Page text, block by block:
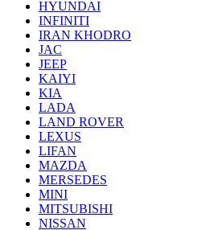
HYUNDAI
INFINITI
IRAN KHODRO
JAC
JEEP
KAIYI
KIA
LADA
LAND ROVER
LEXUS
LIFAN
MAZDA
MERSEDES
MINI
MITSUBISHI
NISSAN